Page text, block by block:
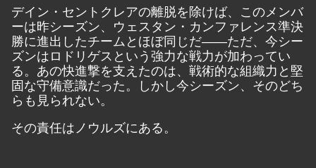
デイン・セントクレアの離脱を除けば、このメンバ
ーは昨シーズン、ウェスタン・カンファレンス準決
勝に進出したチームとほぼ同じだ――ただ、今シー
ズンはロドリゲスという強力な戦力が加わってい
る。あの快進撃を支えたのは、戦術的な組織力と堅
固な守備意識だった。しかし今シーズン、そのどち
らも見られない。
その責任はノウルズにある。